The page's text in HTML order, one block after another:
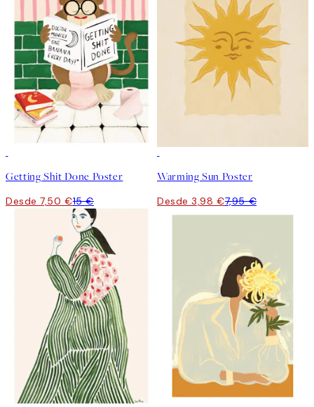
Getting Shit Done Poster
Desde 7,50 €15 €
Warming Sun Poster
Desde 3,98 €7,95 €